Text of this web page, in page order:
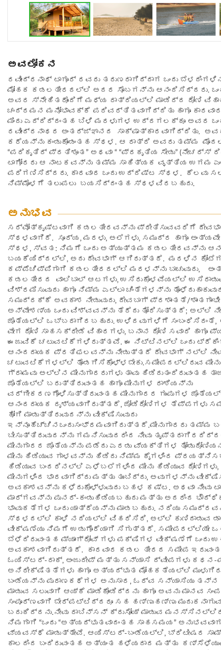
ಅವಲೋಕನ
ರವೀಂದ್ರನಾಥ್ ಟಾಗೂರ್ ರವರು ತರುಣರಾಗಿದ್ದಾಗ ಒಂದು
ಮೋಹಕ ಕಡಲತೀರದಲ್ಲಿ ಅದರ ಸೊಬಗನ್ನು ಆನಂದಿಸಿದ್ದರು.
ಅವರ ಸ್ನೇಹಿತರೊಂದಿಗೆ ಮಧ್ಯ ರಾತ್ರಿಯಲ್ಲಿ ಮಾಡಿದ್ದ ದೋಣಿ
ಚಂದ್ರಮನ ಮನೋಭಾವಕ್ಕೆ ಪರಿವರ್ತಿತವಾಗಿದ್ದಿತು ಹಾಗೂ
ಮಿಂದು ಎದ್ದಿದ್ದಂತಹ ಬಿಳಿ ಮರಳುಗಳ ಉದ್ದಗಲಕ್ಕೂ ಅವರ
ರವೀಂದ್ರನಾಥರ ಅಂತರ್ಜ್ಞಾನದ ಸಾಕ್ಷಾತ್ಕಾರವಾಗಿದ್ದಿತು.
ಕರೆಯನ್ನು ಕಂಡುಕೊಂಡಂತಹ ಸ್ಥಳ. ಆ ರಾತ್ರಿ ಅವರು ತಮ್ಮ
“ಪರಿಕೃತಿರ್ ಪ್ರತಿಶೂತ” ಅಥವಾ “ “ಪ್ರಕೃತಿಯ ಸೇಡು” (ನೇಚರ್ಸ್
ಟಾಗೋರರು ಆ ನಾಟಕವನ್ನು ತಮ್ಮ ಸಾಹಿತ್ಯಕ ವೃತ್ತಿಯ ಉಗಮ
ಪರಿಗಣಿಸಿದ್ದರು. ಕಾರವಾರ ಒಂದು ಉದ್ದಿಷ್ಟ ಸ್ಥಳ. ಕೆಲವು ಸಲ
ನಿಮ್ಮೊಳಗೆ ತಲುಪಲು ಬಯಸಿದ್ದಂತಹ ಸ್ಥಳವಿರಬಹುದು.
ಅನುಭವ
ಸರ್ವೋತ್ಕೃಷ್ಟವಾಗಿ ಕಡಲತೀರವನ್ನು ಪ್ರೀತಿಸುವವರಿಗೆ
ಸ್ಥಳವಾಗಿದೆ. ಸೂರ್ಯ, ಮರಳು, ಅಲೆಗಳು, ಸಮುದ್ರ ಹಾಗೂ
ಸ್ಥಳ, ಸ್ವತ: ನಿಮಗೆ ಒಂದು ಅತ್ಯುತ್ತಮ ಕಡಲತೀರವನ್ನು
ಬಯಕೆಯಿದ್ದಲ್ಲಿ, ಅದು ದೇವಭಾಗ್ ಆಗಿರುತ್ತದೆ. ಮರಳಿನ
ಕಪ್ಪೆಚಿಪ್ಪಿಗಾಗಿ ಕಡಲತೀರದಲ್ಲಿ ಮರಳನ್ನು ಬಾಚುವುದು,
ಕಡಲತೀರದ ವಾಲಿಬಾಲ್ ಆಟಗಳು, ಉಸಿರುಕೊಳವೆಯಲ್ಲಿ
ವಿಶ್ರಮಿಸುವುದು ಹಾಗೂ ನಿಮ್ಮ ಎಲ್ಲಾ ಚಿಂತೆಗಳನ್ನು
ಸಮುದ್ರಕ್ಕೆ ಅವಕಾಶ ನೀಡುವುದು, ದೇವಬಾಗ್ ಪ್ರಶಾಂತತೆ/
ಅನ್ವೇಶಣ್ಯ ಒಂದು ವಿಶ್ವವನ್ನು ತೆರೆದು ತೋರಿಸುತ್ತದೆ; ಅಲ್ಲಿ
ಜೊತೆಯಲ್ಲಿ ಒಬ್ಬರಾಗಿರಬಹುದು. ಉಳಿದವುಗಳಿಗೆ ಸಂಬಂಧಿಸಿದಂತೆ,
ವೇಗ ದೋಣಿ ಸಾಹಸಕ್ರೀಡೆ ವಿಹಾರಗಳು, ಬನಾನ ದೋಣಿ ಸವಾರಿ ಹಾಗೂ
ಈಜುವಿಕೆ ಚಟುವಟಿಕೆಗಳಿರುತ್ತವೆ. ಈ ನಿಟ್ಟಿನಲ್ಲಿ ಒಂದು ಟ್ರೆಕಿಂಗ್
ಆನಂದದಾಯಕ ಪ್ರತಿಫಲವನ್ನು ನೀಡುತ್ತದೆ ದೇವಭಾಗ್ ನಲ್ಲಿ
ಚಟುವಟಿಕೆಗಳಲ್ಲಿ ತೊಡಗಿಸಿಕೊಳ್ಳಬೇಕು.ಸಮೀಪದಲ್ಲಿರುವ
ಗ್ರಾಮವು ಅಲ್ಲಿನ ಮೀನುಗಾರರುಗಳು ತಾವು ಹಿಡಿದುತಂದಿರುವಂತಹ
ಜೊತೆಯಲ್ಲಿ ಬರುತ್ತಿರುವಂತಹ ಹಾಗೂ ಮೀನುಗಳ ರಾಶಿಯನ್ನು
ವರ್ಗೀಕರಣಗೊಳಿಸುತ್ತಿರುವಂತಹ ಮೀನುಗಾರರ ಗುಂಪುಗಳ
ಆನಂದದಾಯಕ ದೃಶ್ಯವಾಗಿರುತ್ತದೆ, ಜೋಡಿದೋಣಿಗಳ ತೆಪ್ಪಗಳು
ಹೋಗಿ ಮಾಡುತ್ತಿರುವುದನ್ನು ವೀಕ್ಷಿಸುವುದು
ಇನ್ನೂಹೆಚ್ಚಿನಒಂದುಸಂಭ್ರಮವಾಗಿರುತ್ತದೆ.ಮೀನುಗಾರರು ತಮ್ಮ
ಬೀಸುತ್ತಿರುವುದನ್ನು ಗಮನಿಸುವುದರಿಂದ ನೀವು
ಮೀನುಗಾರರ ಜೊತೆಯನ್ನು ಪಡೆದು ಎರಡು ವ್ಯಕ್ತಿಗಳ
ಮೀನು ಹಿಡಿಯುವ ಗಾಳವನ್ನು ಹಿಡಿದು ನಿಮ್ಮ ಕೈಗಳಿಂದ
ಹಿಡಿಯುವ ಬಂದರಿನಲ್ಲಿ ಎಳೆಬಲೆಗಳಿಂದ ಮೀನು ಹಿಡಿಯುವ ದೋಣಿಗಳು,
ಮೀನುಗಳಿಂದ ಭಾರವಾಗಿದ್ದು ಮತ್ತು ತುಂಬಿದ್ದು, ಅವುಗಳನ್ನು
ಅವಕಾಶವನ್ನು ಕಳೆದುಕೊಳ್ಳುವುದು ಬಹಳ ಕಷ್ಟ. ಅಥವಾ ನೀವು
ಮಾರ್ಗವನ್ನು ಪುನರ್-ಕಂಡುಹಿಡಿಯಬಹುದು ಮತ್ತು ಅದರಿಂದ
ಭಾವುಕತೆಗಳ ಒಂದು ಯಾತ್ರೆಯನ್ನು ಮಾಡಬಹುದು. ನದಿಯು
ಸ್ಥಳದಲ್ಲಿ ಕಾಳಿ ನದಿಯಲ್ಲಿ ವಿಹರಿಸಿರಿ, ಅಲ್ಲಿ ಕುಣಿದಾಡುವ
ವೀಕ್ಷಣೆಯು ನಿಮಗೆ ಉಡುಗೊರೆಯಾಗಿ ಸಿಗುತ್ತದೆ. ಸಮೀಪದಲ್ಲಿಯೇ
ಬೆಳೆದಿರುವಂತಹ ಮ್ಯಾಂಗ್ರೋವ್ ಗಳು ಪಕ್ಷಿಗಳ ವೀಕ್ಷಣೆಗೆ ಒಂದು
ಅವಕಾಶವಾಗಿರುತ್ತದೆ. ಕಾರವಾರ ಕಡಲ ತೀರದ ಸಮೀಪ
ಓಯಿಸ್ಟರ್-ರಾಕ್, ಅಂಜುದೀಪ್ ಮತ್ತು ಸನ್ಯಾಸಿ ದ್ವೀಪಗಳು ಕಥನ-
ಅನಿರೀಕ್ಷಿತತೆಗಳು ಹಾಗೂ ಅತ್ಯದ್ಭುತ ಮೋಹಕತೆಯಲ್ಲಿ
ಬಂಡೆಯನ್ನು ಪುರಾಣಕಥೆಗಳ ಅನುಸಾರ, ಓರ್ವ ಸನ್ಯಾಸಿಯು
ಮಾಡುವ ಸಲುವಾಗಿ ಆಯ್ಕೆ ಮಾಡಿಕೊಂಡಿದ್ದನು ಹಾಗೂ ಅವನು ಮಾನವ
ಸಂಪೂರ್ಣವಾಗಿ ಬೇರ್ಪಟ್ಟಿದ್ದರೂ ಸಹ ಹಣ್ಣುಹಣ್ಣು
ಬದುಕಿದ್ದನು.ನೀವು ರಾಬಿನ್ಸನ್ ಕ್ರುಸೋಯ್ ಮಾಡುವ
ನಿಮಗಾಗಿ “ಒಂದು “ಅತ್ಯದ್ಭುತವಾದಂತಹ ಸಾಹಸಮಯ”
ವ್ಯವಸ್ಥೆ ಮಾಡುತ್ತೇವೆ. ಆಯಿಸ್ಟರ್-ಬಂಡೆಯಲ್ಲಿ, ಬ್ರಿಟೀಷರ
ಕಾಲದಿಂದ ಬಂದಿರುವಂತಹ ಅತ್ಯಂತ ಹಳೆಯದಾದ ಮತ್ತು